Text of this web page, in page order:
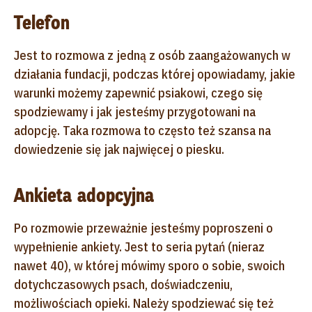
Telefon
Jest to rozmowa z jedną z osób zaangażowanych w
działania fundacji, podczas której opowiadamy, jakie
warunki możemy zapewnić psiakowi, czego się
spodziewamy i jak jesteśmy przygotowani na
adopcję. Taka rozmowa to często też szansa na
dowiedzenie się jak najwięcej o piesku.
Ankieta adopcyjna
Po rozmowie przeważnie jesteśmy poproszeni o
wypełnienie ankiety. Jest to seria pytań (nieraz
nawet 40), w której mówimy sporo o sobie, swoich
dotychczasowych psach, doświadczeniu,
możliwościach opieki. Należy spodziewać się też